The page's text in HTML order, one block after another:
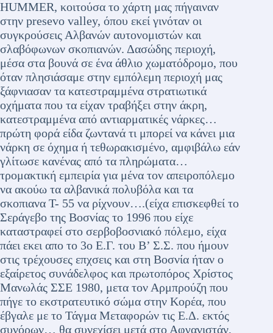
HUMMER, κοιτούσα το χάρτη μας πήγαιναν
στην presevo valley, όπου εκεί γινόταν οι
συγκρούσεις Αλβανών αυτονομιστών και
σλαβόφωνων σκοπιανών. Δασώδης περιοχή,
μέσα στα βουνά σε ένα άθλιο χωματόδρομο, που
όταν πλησιάσαμε στην εμπόλεμη περιοχή μας
ξάφνιασαν τα κατεστραμμένα στρατιωτικά
οχήματα που τα είχαν τραβήξει στην άκρη,
κατεστραμμένα από αντιαρματικές νάρκες…
πρώτη φορά είδα ζωντανά τι μπορεί να κάνει μια
νάρκη σε όχημα ή τεθωρακισμένο, αμφιβάλω εάν
γλίτωσε κανένας από τα πληρώματα…
τρομακτική εμπειρία για μένα τον απειροπόλεμο
να ακούω τα αλβανικά πολυβόλα και τα
σκοπιανα Τ- 55 να ρίχνουν….(είχα επισκεφθεί το
Σεράγεβο της Βοσνίας το 1996 που είχε
καταστραφεί στο σερβοβοσνιακό πόλεμο, είχα
πάει εκει απο το 3ο Ε.Γ. του Β’ Σ.Σ. που ήμουν
στις τρέχουσες επχσεις και στη Βοσνία ήταν ο
εξαίρετος συνάδελφος και πρωτοπόρος Χρίστος
Μανωλάς ΣΣΕ 1980, μετα τον Αρμπρούζη που
πήγε το εκστρατευτικό σώμα στην Κορέα, που
έβγαλε με το Τάγμα Μεταφορών τις Ε.Δ. εκτός
συνόρων… θα συνεχίσει μετά στο Αφγανιστάν,